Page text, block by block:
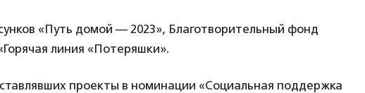
«Путь домой — 2023», Благотворительный фонд
линия «Потеряшки».
проекты в номинации «Социальная поддержка